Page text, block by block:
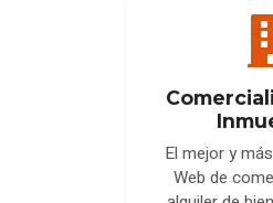
El mejor y
Web de